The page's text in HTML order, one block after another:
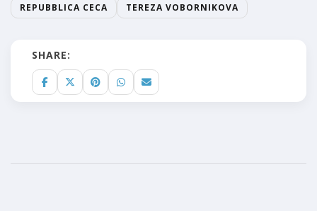
REPUBBLICA CECA
TEREZA VOBORNIKOVA
SHARE: